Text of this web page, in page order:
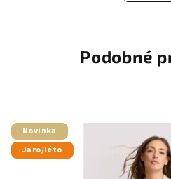
Podobné
Novinka
Jaro/léto